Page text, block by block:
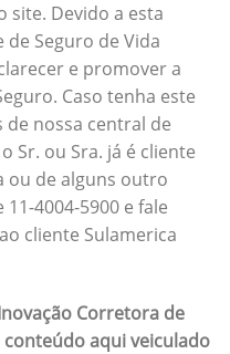
site. Devido a esta
Seguro de Vida
e promover a
Caso tenha este
nossa central de
Sr. ou Sra. já é cliente
ou de alguns outro
4004-5900 e fale
cliente Sulamerica
Corretora de
aqui veiculado